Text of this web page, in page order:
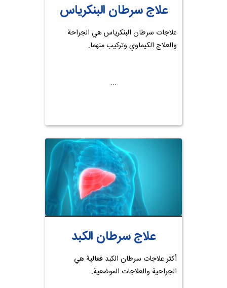
علاج سرطان البنكرياس
علاجات سرطان البنكرياس هي الجراحة
والعلاج الكيماوي وتركيب منهما.
علاج سرطان الكبد
أكثر علاجات سرطان الكبد فعالية هي
الجراحية والعلاجات الموضعية.